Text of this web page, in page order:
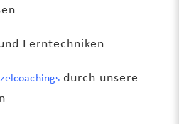
Lerntechniken
durch unsere